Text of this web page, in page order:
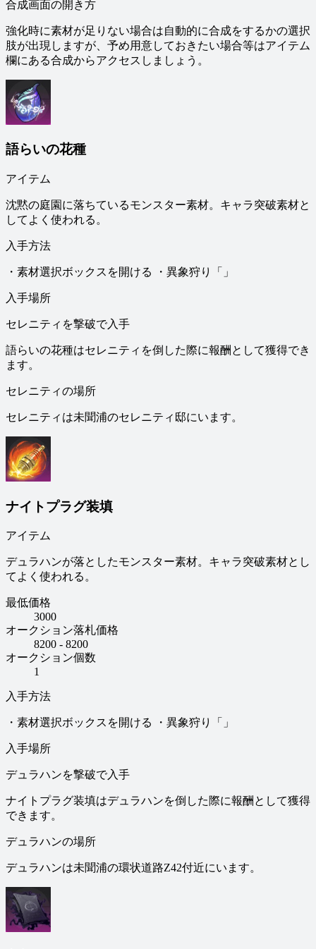
合成画面の開き方
強化時に素材が足りない場合は自動的に合成をするかの選択
肢が出現しますが、予め用意しておきたい場合等はアイテム
欄にある合成からアクセスしましょう。
語らいの花種
アイテム
沈黙の庭園に落ちているモンスター素材。キャラ突破素材と
してよく使われる。
入手方法
・素材選択ボックスを開ける ・異象狩り「」
入手場所
セレニティを撃破で入手
語らいの花種はセレニティを倒した際に報酬として獲得でき
ます。
セレニティの場所
セレニティは未聞浦のセレニティ邸にいます。
ナイトプラグ装填
アイテム
デュラハンが落としたモンスター素材。キャラ突破素材とし
てよく使われる。
最低価格
3000
オークション落札価格
8200 - 8200
オークション個数
1
入手方法
・素材選択ボックスを開ける ・異象狩り「」
入手場所
デュラハンを撃破で入手
ナイトプラグ装填はデュラハンを倒した際に報酬として獲得
できます。
デュラハンの場所
デュラハンは未聞浦の環状道路Z42付近にいます。